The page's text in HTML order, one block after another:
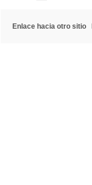
Enlace hacia otro sitio